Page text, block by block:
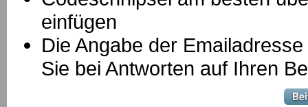
einfügen
Die Angabe der
Sie bei Antworten auf Ihren